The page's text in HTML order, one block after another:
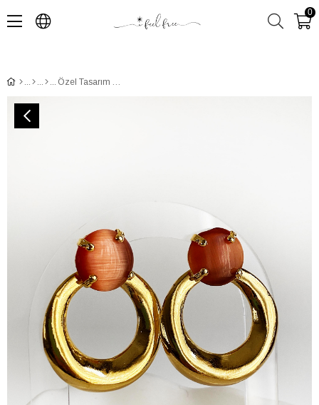
0
Özel Tasarım Altın Kaplama El Yapımı Kahverengi Kedi Gözü Taşlı Halka Küpe